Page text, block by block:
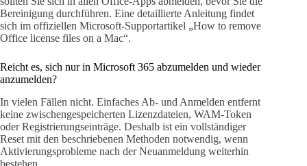
Bereinigung durchführen. Eine detaillierte Anleitung findet
sich im offiziellen Microsoft-Supportartikel „How to remove
Office license files on a Mac“.
Reicht es, sich nur in Microsoft 365 abzumelden und wieder
anzumelden?
In vielen Fällen nicht. Einfaches Ab- und Anmelden entfernt
keine zwischengespeicherten Lizenzdateien, WAM-Token
oder Registrierungseinträge. Deshalb ist ein vollständiger
Reset mit den beschriebenen Methoden notwendig, wenn
Aktivierungsprobleme nach der Neuanmeldung weiterhin
bestehen.